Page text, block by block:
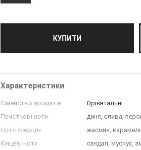
КУПИТИ
Характеристики
Сімейство ароматів
Орієнтальні
Початкові ноти
диня, слива,
Ноти «серця»
жасмин,
Кінцеві ноти
сандал, мускус,